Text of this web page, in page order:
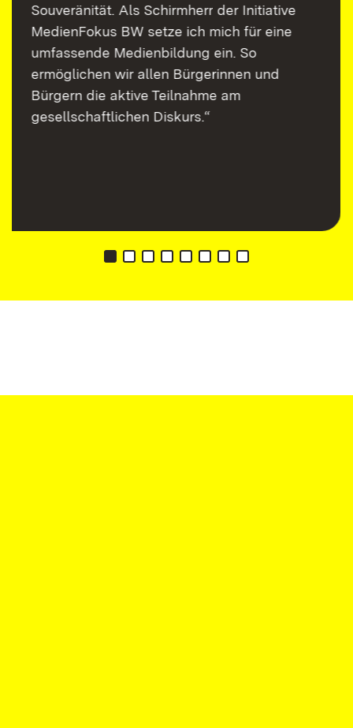
Souveränität. Als Schirmherr der Initiative
MedienFokus BW setze ich mich für eine
umfassende Medienbildung ein. So
ermöglichen wir allen Bürgerinnen und
Bürgern die aktive Teilnahme am
gesellschaftlichen Diskurs.“